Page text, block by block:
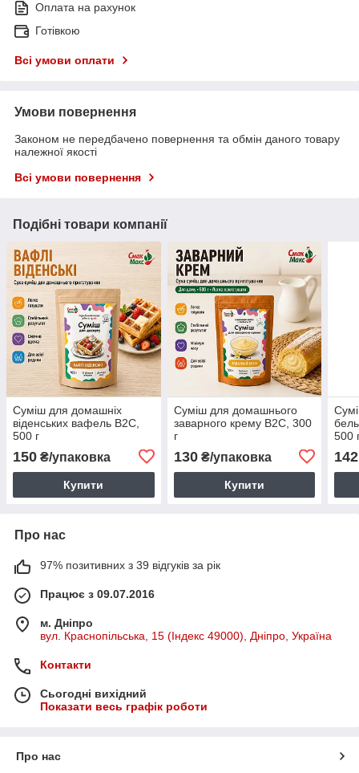
Оплата на рахунок
Готівкою
Всі умови оплати
Умови повернення
Законом не передбачено повернення та обмін даного товару
належної якості
Всі умови повернення
Подібні товари компанії
Суміш для домашніх
віденських вафель B2C,
500 г
150 ₴/упаковка
Купити
Суміш для домашнього
заварного крему B2C, 300
г
130₴/упаковка
Купити
500
142
Про нас
97% позитивних з 39 відгуків за рік
Працює з 09.07.2016
м. Дніпро
вул. Краснопільська, 15 (Індекс 49000), Дніпро, Україна
Контакти
Сьогодні вихідний
Показати весь графік роботи
Про нас